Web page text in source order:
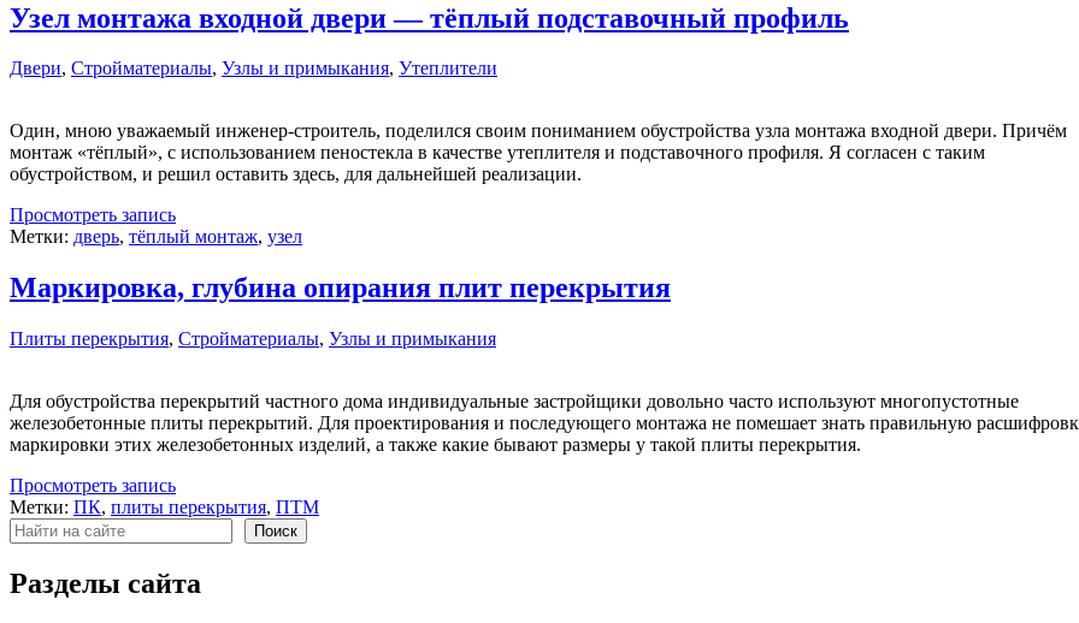
Узел монтажа входной двери — тёплый подставочный профиль
Двери, Стройматериалы, Узлы и примыкания, Утеплители
Один, мною уважаемый инженер-строитель, поделился своим пониманием обустройства узла монтажа входной двери. Причём
монтаж «тёплый», с использованием пеностекла в качестве утеплителя и подставочного профиля. Я согласен с таким
обустройством, и решил оставить здесь, для дальнейшей реализации.
Просмотреть запись
Метки: дверь, тёплый монтаж, узел
Маркировка, глубина опирания плит перекрытия
Плиты перекрытия, Стройматериалы, Узлы и примыкания
Для обустройства перекрытий частного дома индивидуальные застройщики довольно часто используют многопустотные
железобетонные плиты перекрытий. Для проектирования и последующего монтажа не помешает знать правильную
маркировки этих железобетонных изделий, а также какие бывают размеры у такой плиты перекрытия.
Просмотреть запись
Метки: ПК, плиты перекрытия, ПТМ
Поиск
Поиск
Разделы сайта